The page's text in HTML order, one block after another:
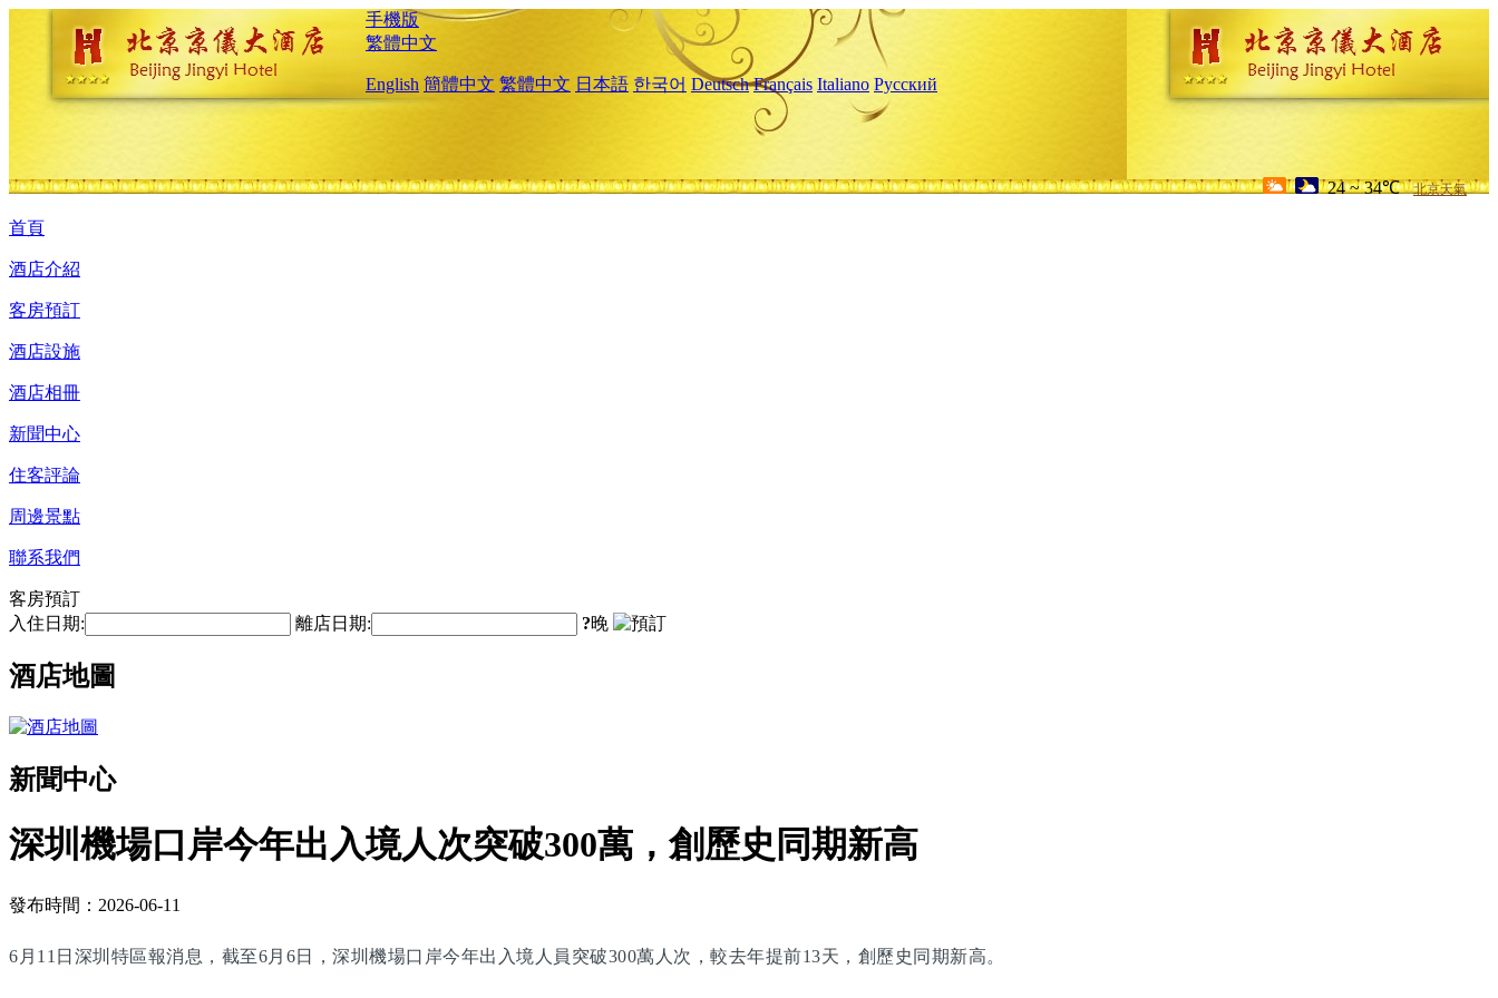
手機版
繁體中文
English 簡體中文 繁體中文 日本語 한국어 Deutsch Français Italiano Русский
24 ~ 34℃ 北京天氣
首頁
酒店介紹
客房預訂
酒店設施
酒店相冊
新聞中心
住客評論
周邊景點
聯系我們
客房預訂
入住日期:
離店日期: ?晚
酒店地圖
新聞中心
深圳機場口岸今年出入境人次突破300萬，創歷史同期新高
發布時間：2026-06-11
6月11日深圳特區報消息，截至6月6日，深圳機場口岸今年出入境人員突破300萬人次，較去年提前13天，創歷史同期新高。